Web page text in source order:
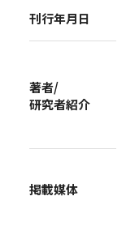
刊行年月日
著者/
研究者紹介
掲載媒体